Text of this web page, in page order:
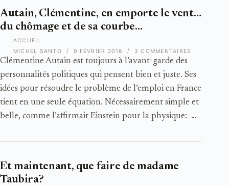
ACCUEIL
Autain, Clémentine, en emporte le vent…
du chômage et de sa courbe…
Clémentine Autain est toujours à l’avant-garde des
personnalités politiques qui pensent bien et juste. Ses
idées pour résoudre le problème de l’emploi en France
tient en une seule équation. Nécessairement simple et
belle, comme l’affirmait Einstein pour la physique: …
MICHEL SANTO 9 FÉVRIER 2016 3 COMMENTAIRES
Et maintenant, que faire de madame
Taubira?